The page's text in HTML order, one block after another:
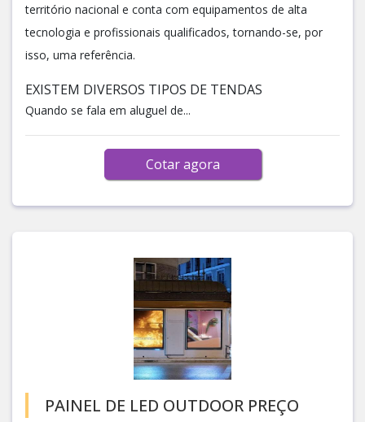
território nacional e conta com equipamentos de alta
tecnologia e profissionais qualificados, tornando-se, por
isso, uma referência.
EXISTEM DIVERSOS TIPOS DE TENDAS
Quando se fala em aluguel de...
Cotar agora
PAINEL DE LED OUTDOOR PREÇO